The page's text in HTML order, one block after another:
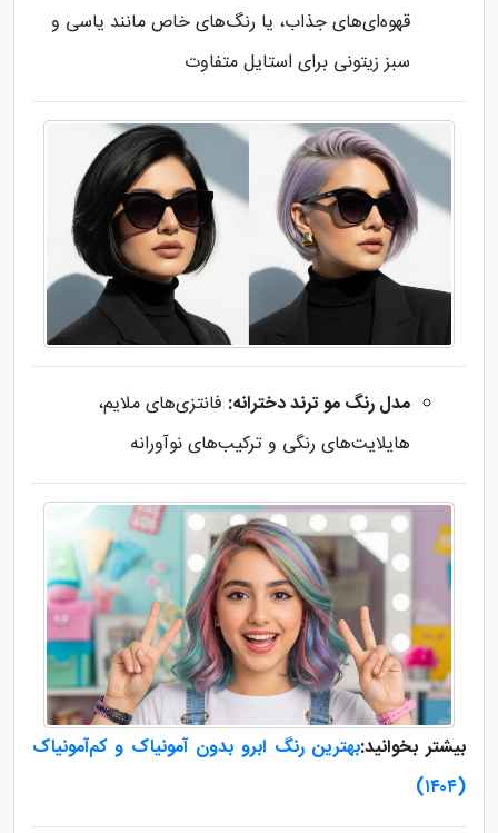
قهوه‌ای‌های جذاب، یا رنگ‌های خاص مانند یاسی و
سبز زیتونی برای استایل متفاوت
مدل رنگ مو ترند دخترانه: فانتزی‌های ملایم،
هایلایت‌های رنگی و ترکیب‌های نوآورانه
بیشتر بخوانید:بهترین رنگ ابرو بدون آمونیاک و کم‌آمونیاک
(۱۴۰۴)